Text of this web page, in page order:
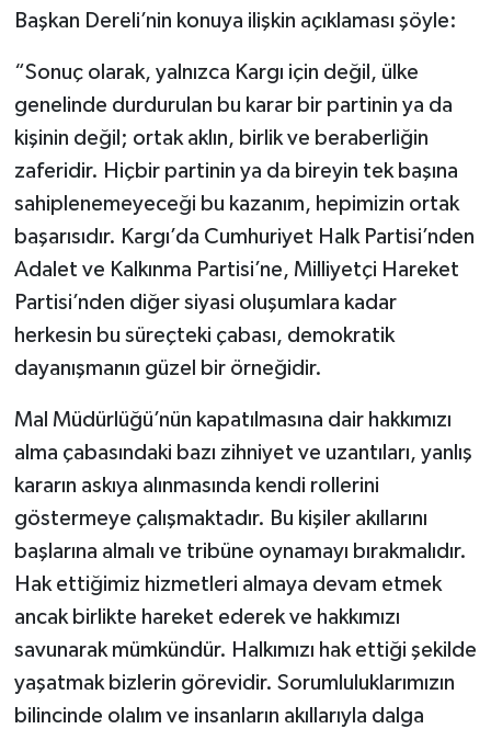
Başkan Dereli’nin konuya ilişkin açıklaması şöyle:
“Sonuç olarak, yalnızca Kargı için değil, ülke
genelinde durdurulan bu karar bir partinin ya da
kişinin değil; ortak aklın, birlik ve beraberliğin
zaferidir. Hiçbir partinin ya da bireyin tek başına
sahiplenemeyeceği bu kazanım, hepimizin ortak
başarısıdır. Kargı’da Cumhuriyet Halk Partisi’nden
Adalet ve Kalkınma Partisi’ne, Milliyetçi Hareket
Partisi’nden diğer siyasi oluşumlara kadar
herkesin bu süreçteki çabası, demokratik
dayanışmanın güzel bir örneğidir.
Mal Müdürlüğü’nün kapatılmasına dair hakkımızı
alma çabasındaki bazı zihniyet ve uzantıları, yanlış
kararın askıya alınmasında kendi rollerini
göstermeye çalışmaktadır. Bu kişiler akıllarını
başlarına almalı ve tribüne oynamayı bırakmalıdır.
Hak ettiğimiz hizmetleri almaya devam etmek
ancak birlikte hareket ederek ve hakkımızı
savunarak mümkündür. Halkımızı hak ettiği şekilde
yaşatmak bizlerin görevidir. Sorumluluklarımızın
bilincinde olalım ve insanların akıllarıyla dalga